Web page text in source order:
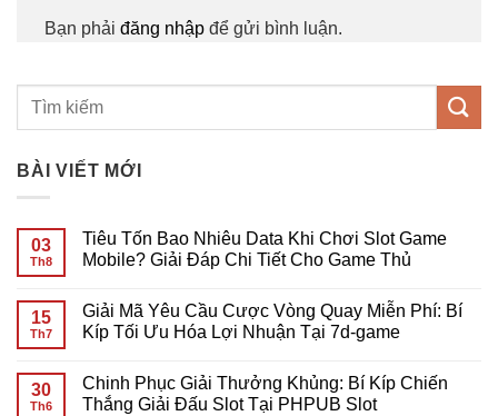
Bạn phải đăng nhập để gửi bình luận.
BÀI VIẾT MỚI
03
Th8
Tiêu Tốn Bao Nhiêu Data Khi Chơi Slot Game
Mobile? Giải Đáp Chi Tiết Cho Game Thủ
bình
luận
ở
Bao
Nhiêu
Data
15
Th7
Giải Mã Yêu Cầu Cược Vòng Quay Miễn Phí: Bí
Kíp Tối Ưu Hóa Lợi Nhuận Tại 7d-game
bình
luận
ở
30
Th6
Chinh Phục Giải Thưởng Khủng: Bí Kíp Chiến
Thắng Giải Đấu Slot Tại PHPUB Slot